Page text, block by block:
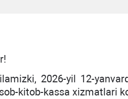
2026-yil 12-
kitob-kassa xizmatlari